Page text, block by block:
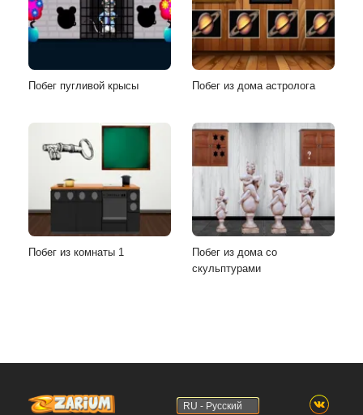
Побег пугливой крысы Побег из дома астролога
Побег из комнаты 1
Побег из дома со
скульптурами
RU - Русский